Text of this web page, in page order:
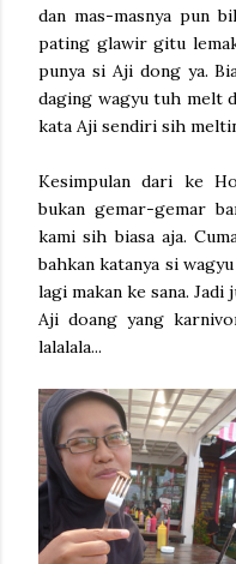
dan mas-masnya pun
pating glawir gitu
punya si Aji dong ya.
daging wagyu tuh melt
kata Aji sendiri sih
Kesimpulan dari ke
bukan gemar-gemar
kami sih biasa aja.
bahkan katanya si
lagi makan ke sana.
Aji doang yang
lalalala...